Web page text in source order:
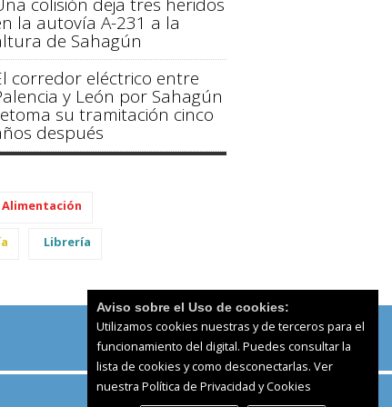
la autovía A-231 a la
de Sahagún
corredor eléctrico entre
y León por Sahagún
su tramitación cinco
después
Alimentación
Librería
Aviso sobre el Uso de cookies:
Utilizamos cookies nuestras y de terceros para el
funcionamiento del digital. Puedes consultar la
lista de cookies y como desconectarlas. Ver
nuestra Política de Privacidad y Cookies